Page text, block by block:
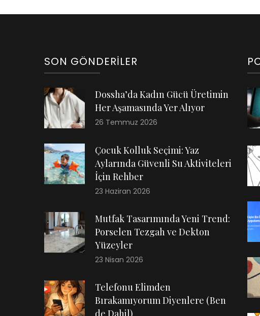
SON GÖNDERILER
Dossha’da Kadın Gücü Üretimin
Her Aşamasında Yer Alıyor
26 Temmuz 2026
Çocuk Kolluk Seçimi: Yaz
Aylarında Güvenli Su Aktiviteleri
İçin Rehber
23 Haziran 2026
Mutfak Tasarımında Yeni Trend:
Porselen Tezgah ve Dekton
Yüzeyler
23 Nisan 2026
Telefonu Elimden
Bırakamıyorum Diyenlere (Ben
de Dahil)